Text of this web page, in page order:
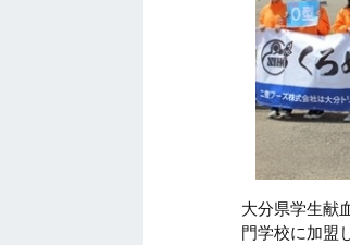
大分県学生献
門学校に加盟